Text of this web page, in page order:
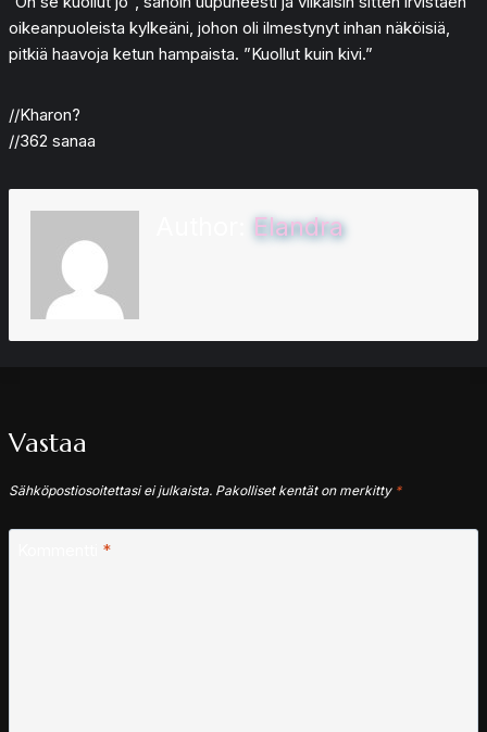
oikeanpuoleista kylkeäni, johon oli ilmestynyt inhan näköisiä,
pitkiä haavoja ketun hampaista. ”Kuollut kuin kivi.”
//Kharon?
//362 sanaa
Elandra
Vastaa
Sähköpostiosoitettasi ei julkaista. Pakolliset kentät on merkitty *
*